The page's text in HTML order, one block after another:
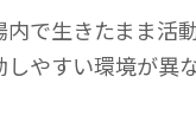
内で生きたまま活
やすい環境が異